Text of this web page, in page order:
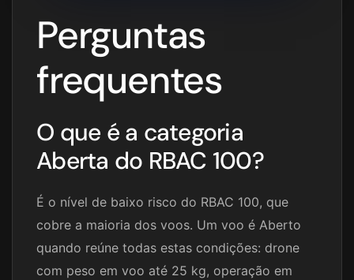
Perguntas
frequentes
O que é a categoria
Aberta do RBAC 100?
É o nível de baixo risco do RBAC 100, que
cobre a maioria dos voos. Um voo é Aberto
quando reúne todas estas condições: drone
com peso em voo até 25 kg, operação em